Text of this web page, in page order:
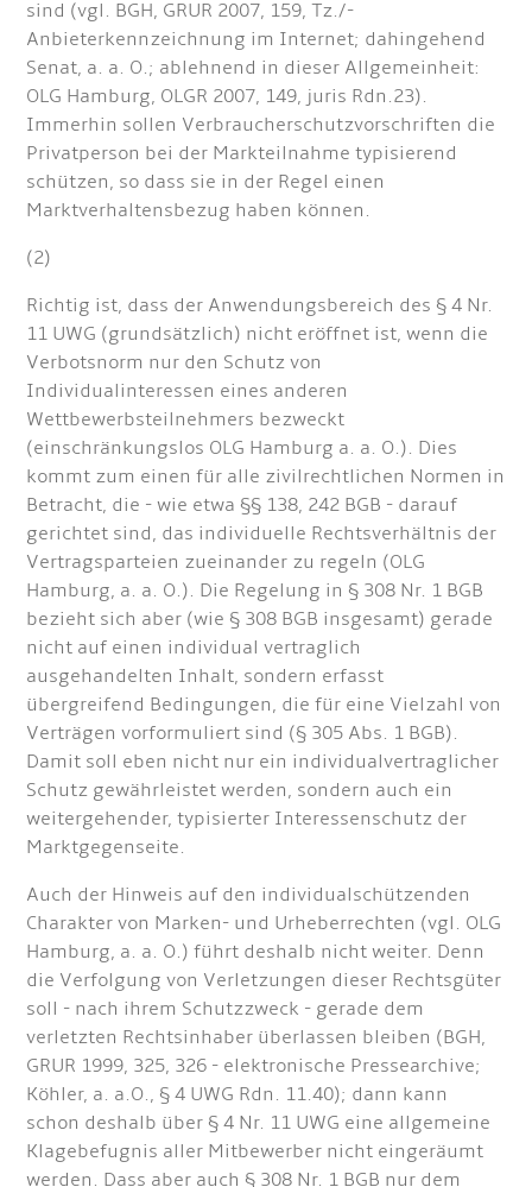
sind (vgl. BGH, GRUR 2007, 159, Tz./-
Anbieterkennzeichnung im Internet; dahingehend
Senat, a. a. O.; ablehnend in dieser Allgemeinheit:
OLG Hamburg, OLGR 2007, 149, juris Rdn.23).
Immerhin sollen Verbraucherschutzvorschriften die
Privatperson bei der Markteilnahme typisierend
schützen, so dass sie in der Regel einen
Marktverhaltensbezug haben können.
(2)
Richtig ist, dass der Anwendungsbereich des § 4 Nr.
11 UWG (grundsätzlich) nicht eröffnet ist, wenn die
Verbotsnorm nur den Schutz von
Individualinteressen eines anderen
Wettbewerbsteilnehmers bezweckt
(einschränkungslos OLG Hamburg a. a. O.). Dies
kommt zum einen für alle zivilrechtlichen Normen in
Betracht, die - wie etwa §§ 138, 242 BGB - darauf
gerichtet sind, das individuelle Rechtsverhältnis der
Vertragsparteien zueinander zu regeln (OLG
Hamburg, a. a. O.). Die Regelung in § 308 Nr. 1 BGB
bezieht sich aber (wie § 308 BGB insgesamt) gerade
nicht auf einen individual vertraglich
ausgehandelten Inhalt, sondern erfasst
übergreifend Bedingungen, die für eine Vielzahl von
Verträgen vorformuliert sind (§ 305 Abs. 1 BGB).
Damit soll eben nicht nur ein individualvertraglicher
Schutz gewährleistet werden, sondern auch ein
weitergehender, typisierter Interessenschutz der
Marktgegenseite.
Auch der Hinweis auf den individualschützenden
Charakter von Marken- und Urheberrechten (vgl. OLG
Hamburg, a. a. O.) führt deshalb nicht weiter. Denn
die Verfolgung von Verletzungen dieser Rechtsgüter
soll - nach ihrem Schutzzweck - gerade dem
verletzten Rechtsinhaber überlassen bleiben (BGH,
GRUR 1999, 325, 326 - elektronische Pressearchive;
Köhler, a. a.O., § 4 UWG Rdn. 11.40); dann kann
schon deshalb über § 4 Nr. 11 UWG eine allgemeine
Klagebefugnis aller Mitbewerber nicht eingeräumt
werden. Dass aber auch § 308 Nr. 1 BGB nur dem